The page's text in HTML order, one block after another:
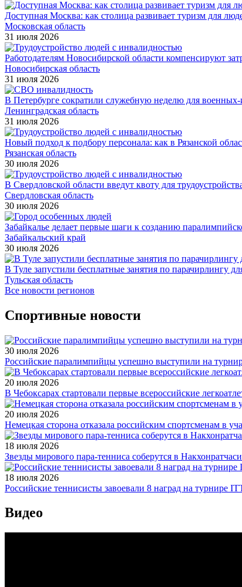
Доступная Москва: как столица развивает туризм для
Московская область
31 июля 2026
Работодателям Новосибирской области компенсируют
Новосибирская область
31 июля 2026
В Петербурге сократили служебную неделю для
Ленинградская область
31 июля 2026
Новый подход к подбору персонала: как в Рязанской
Рязанская область
30 июля 2026
В Свердловской области введут квоту для
Свердловская область
30 июля 2026
Забайкалье делает первые шаги к созданию
Забайкальский край
30 июля 2026
В Туле запустили бесплатные занятия по парачирлингу
Тульская область
Все новости регионов
Спортивные новости
30 июля 2026
Российские паралимпийцы успешно выступили на
20 июля 2026
В Чебоксарах стартовали первые всероссийские
20 июля 2026
Немецкая сторона отказала российским спортсменам в
18 июля 2026
Звезды мирового пара-тенниса соберутся в
18 июля 2026
Российские теннисисты завоевали 8 наград на турнире
Видео